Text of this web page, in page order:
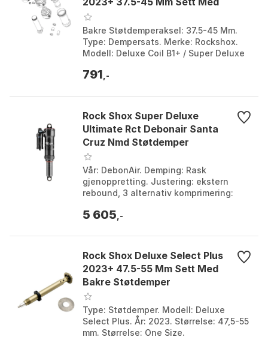
Bakre Støtdemper
Bakre Støtdemperaksel: 37.5-45 Mm.
Type: Dempersats. Merke: Rockshox.
Modell: Deluxe Coil B1+ / Super Deluxe
One Size.
791 ,-
Rock Shox Super Deluxe
Ultimate Rct Debonair Santa
Cruz Nmd Støtdemper
Vår: DebonAir. Demping: Rask
gjenoppretting. Justering: ekstern
rebound, 3 alternativ komprimering:
mm. Farge: Black. Stø...
5 605 ,-
Rock Shox Deluxe Select Plus
2023+ 47.5-55 Mm Sett Med
Bakre Støtdemper
Type: Støtdemper. Modell: Deluxe
Select Plus. År: 2023. Størrelse: 47,5-55
mm. Størrelse: One Size.